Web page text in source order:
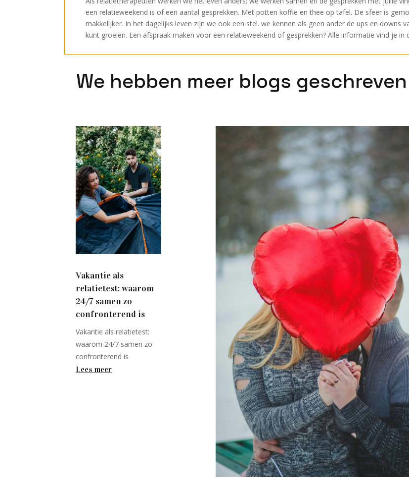
een relatieweekend is of een aantal gesprekken. Met potten koffie en thee op tafel. De sfeer is
makkelijker. In het dagelijks leven zijn we ook een stel. we kennen als geen ander de ups en downs
kunt groeien. Een afspraak maken voor een relatieweekend of gesprekken? Alle informatie vind je in
We hebben meer blogs geschreven
Vakantie als
relatietest: waarom
24/7 samen zo
confronterend is
Vakantie als relatietest:
waarom 24/7 samen zo
confronterend is
Lees meer